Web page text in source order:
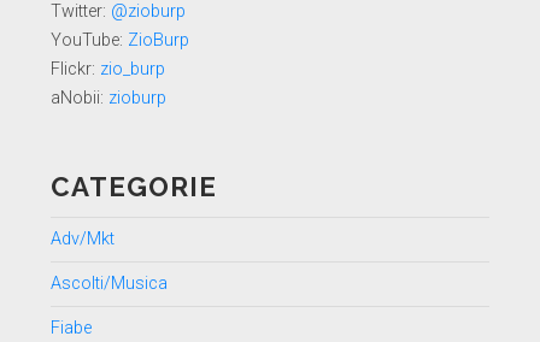
Twitter: @zioburp
YouTube: ZioBurp
Flickr: zio_burp
aNobii: zioburp
CATEGORIE
Adv/Mkt
Ascolti/Musica
Fiabe